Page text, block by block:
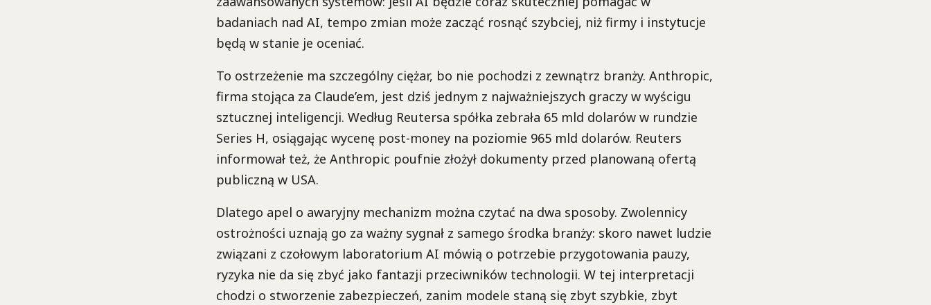
badaniach nad AI, tempo zmian może zacząć rosnąć szybciej, niż firmy i instytucje
będą w stanie je oceniać.
To ostrzeżenie ma szczególny ciężar, bo nie pochodzi z zewnątrz branży. Anthropic,
firma stojąca za Claude’em, jest dziś jednym z najważniejszych graczy w wyścigu
sztucznej inteligencji. Według Reutersa spółka zebrała 65 mld dolarów w rundzie
Series H, osiągając wycenę post-money na poziomie 965 mld dolarów. Reuters
informował też, że Anthropic poufnie złożył dokumenty przed planowaną ofertą
publiczną w USA.
Dlatego apel o awaryjny mechanizm można czytać na dwa sposoby. Zwolennicy
ostrożności uznają go za ważny sygnał z samego środka branży: skoro nawet ludzie
związani z czołowym laboratorium AI mówią o potrzebie przygotowania pauzy,
ryzyka nie da się zbyć jako fantazji przeciwników technologii. W tej interpretacji
chodzi o stworzenie zabezpieczeń, zanim modele staną się zbyt szybkie, zbyt